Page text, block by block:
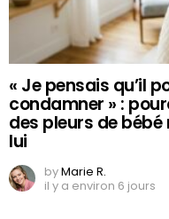
« Je pensais qu’il
condamner » :
des pleurs de
lui
byMarie R.
il y a environ 6 jours